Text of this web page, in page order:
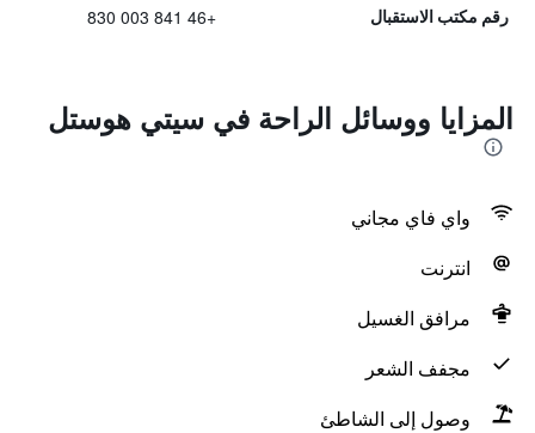
رقم مكتب الاستقبال +46 841 003 830
المزايا ووسائل الراحة في سيتي هوستل
واي فاي مجاني
انترنت
مرافق الغسيل
مجفف الشعر
وصول إلى الشاطئ